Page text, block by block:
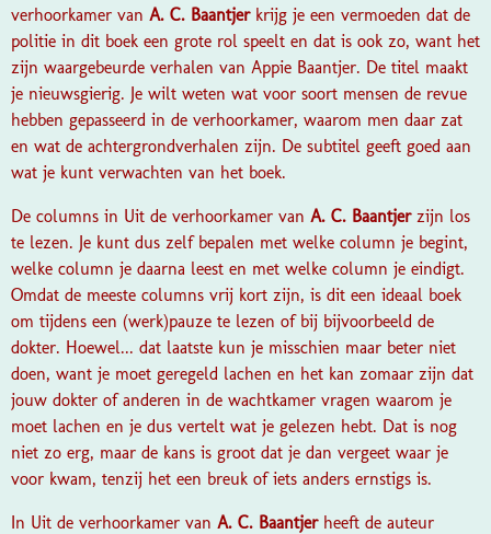
verhoorkamer van A. C. Baantjerkrijg je een vermoeden dat de
politie in dit boek een grote rol speelt en dat is ook zo, want het
zijn waargebeurde verhalen van Appie Baantjer. De titel maakt
je nieuwsgierig. Je wilt weten wat voor soort mensen de revue
hebben gepasseerd in de verhoorkamer, waarom men daar zat
en wat de achtergrondverhalen zijn. De subtitel geeft goed aan
wat je kunt verwachten van het boek.
De columns in Uit de verhoorkamer van A. C. Baantjer zijn los
te lezen. Je kunt dus zelf bepalen met welke column je begint,
welke column je daarna leest en met welke column je eindigt.
Omdat de meeste columns vrij kort zijn, is dit een ideaal boek
om tijdens een (werk)pauze te lezen of bij bijvoorbeeld de
dokter. Hoewel... dat laatste kun je misschien maar beter niet
doen, want je moet geregeld lachen en het kan zomaar zijn dat
jouw dokter of anderen in de wachtkamer vragen waarom je
moet lachen en je dus vertelt wat je gelezen hebt. Dat is nog
niet zo erg, maar de kans is groot dat je dan vergeet waar je
voor kwam, tenzij het een breuk of iets anders ernstigs is.
In Uit de verhoorkamer van A. C. Baantjer heeft de auteur